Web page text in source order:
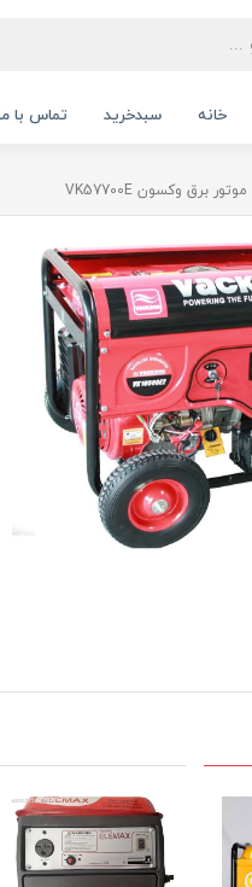
خانه سبدخرید تماس با
موتور برق وکسون VK57700E